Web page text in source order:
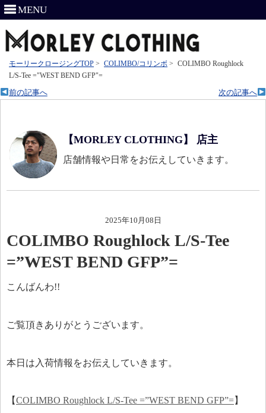
MENU
モーリークロージングTOP > COLIMBO/コリンボ > COLIMBO Roughlock
L/S-Tee ="WEST BEND GFP"=
次の記事へ
前の記事へ
【MORLEY CLOTHING】 店主
店舗情報や日常をお伝えしていきます。
2025年10月08日
COLIMBO Roughlock L/S-Tee
=”WEST BEND GFP”=
こんばんわ!!
ご覧頂きありがとうございます。
本日は入荷情報をお伝えしていきます。
【COLIMBO Roughlock L/S-Tee =”WEST BEND GFP”=】